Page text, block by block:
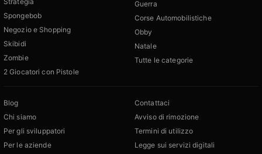
Spongebob
Negozio e Shopping
Skibidi
Zombie
2 Giocatori con Pistole
Guerra
Corse Automobilistiche
Obby
Natale
Tutte le categorie
Blog
Chi siamo
Per gli sviluppatori
Per le aziende
Contattaci
Avviso di rimozione
Termini di utilizzo
Legge sui servizi digitali